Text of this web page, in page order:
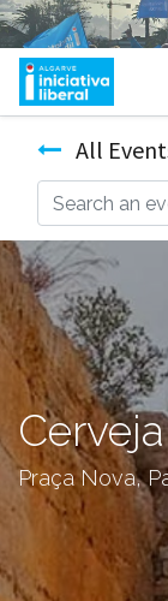
All
Praça Nova,